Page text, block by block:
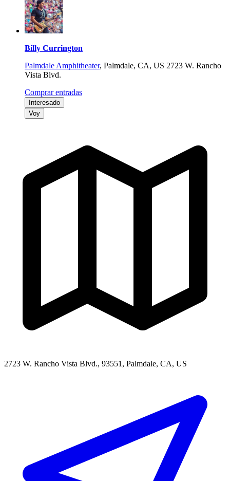
Billy Currington
Palmdale Amphitheater, Palmdale, CA, US 2723 W. Rancho
Vista Blvd.
Comprar entradas
Interesado
Voy
2723 W. Rancho Vista Blvd., 93551, Palmdale, CA, US